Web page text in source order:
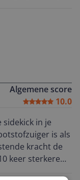
het beste van
maar ook kan
van de
ook nog eens
op afstand
zowel
gaan en bij
huis aantref!
laad- en
als het
hij
Algemene score
10.0
in je
is als
kracht de